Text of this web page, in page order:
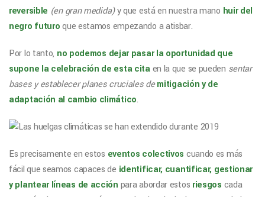
reversible (en gran medida)y que está en nuestra mano huir del
negro futuroque estamos empezando a atisbar.
Por lo tanto, no podemos dejar pasar la oportunidad que
supone la celebración de esta citaen la que se pueden sentar
bases y establecer planes cruciales de mitigación y de
adaptación al cambio climático.
Es precisamente en estos eventos colectivos cuando es más
fácil que seamos capaces de identificar, cuantificar, gestionar
y plantear líneas de acción para abordar estos riesgos cada